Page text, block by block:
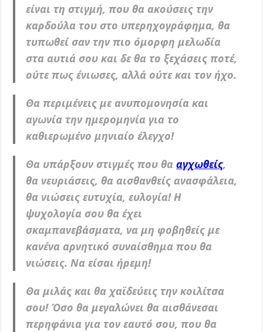
είναι τη στιγμή, που θα ακούσεις την
καρδούλα του στο υπερηχογράφημα, θα
τυπωθεί σαν την πιο όμορφη μελωδία
στα αυτιά σου και δε θα το ξεχάσεις ποτέ,
ούτε πως ένιωσες, αλλά ούτε και τον ήχο.
Θα περιμένεις με ανυπομονησία και
αγωνία την ημερομηνία για το
καθιερωμένο μηνιαίο έλεγχο!
Θα υπάρξουν στιγμές που θααγχωθείς,
θα νευριάσεις, θα αισθανθείς ανασφάλεια,
θα νιώσεις ευτυχία, ευλογία! Η
ψυχολογία σου θα έχει
σκαμπανεβάσματα, να μη φοβηθείς με
κανένα αρνητικό συναίσθημα που θα
νιώσεις. Να είσαι ήρεμη!
Θα μιλάς και θα χαϊδεύεις την κοιλίτσα
σου! Όσο θα μεγαλώνει θα αισθάνεσαι
περηφάνια για τον εαυτό σου, που θα